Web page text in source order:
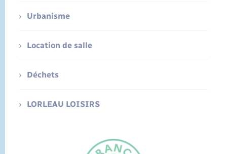
Urbanisme
Location de salle
Déchets
LORLEAU LOISIRS